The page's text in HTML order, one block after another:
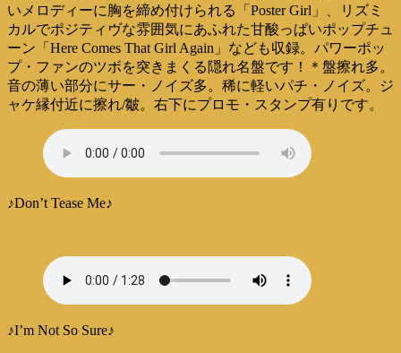
いメロディーに胸を締め付けられる「Poster Girl」、リズミ
カルでポジティヴな雰囲気にあふれた甘酸っぱいポップチュ
ーン「Here Comes That Girl Again」なども収録。パワーポッ
プ・ファンのツボを突きまくる隠れ名盤です！＊盤擦れ多。
音の薄い部分にサー・ノイズ多。稀に軽いパチ・ノイズ。ジ
ャケ縁付近に擦れ/皺。右下にプロモ・スタンプ有りです。
♪Don’t Tease Me♪
♪I’m Not So Sure♪